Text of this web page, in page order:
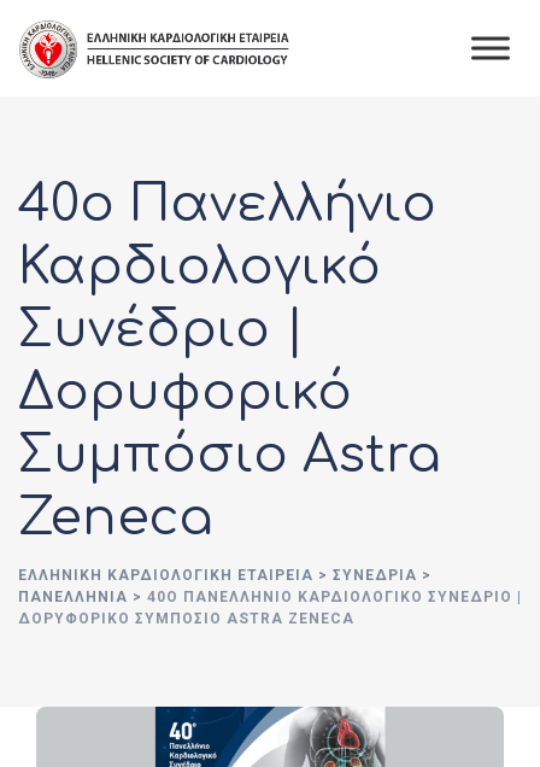
content
40ο Πανελλήνιο
Καρδιολογικό
Συνέδριο |
Δορυφορικό
Συμπόσιο Astra
Zeneca
ΕΛΛΗΝΙΚΉ ΚΑΡΔΙΟΛΟΓΙΚΉ ΕΤΑΙΡΕΊΑ > ΣΥΝΈΔΡΙΑ >
ΠΑΝΕΛΛΉΝΙΑ > 40Ο ΠΑΝΕΛΛΉΝΙΟ ΚΑΡΔΙΟΛΟΓΙΚΌ ΣΥΝΈΔΡΙΟ |
ΔΟΡΥΦΟΡΙΚΌ ΣΥΜΠΌΣΙΟ ASTRA ZENECA